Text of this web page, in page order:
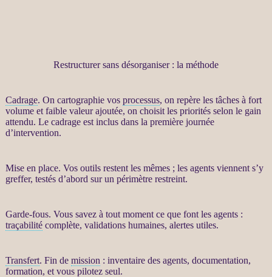
Restructurer sans désorganiser : la méthode
Cadrage. On cartographie vos processus, on repère les tâches à fort
volume et faible valeur ajoutée, on choisit les priorités selon le gain
attendu. Le cadrageest inclus dans la première journée
d’intervention.
Mise en place. Vos outils restent les mêmes ; les agentsviennent s’y
greffer, testés d’abord sur un périmètre restreint.
Garde-fous. Vous savez à tout moment ce que font les agents:
traçabilitécomplète, validations humaines, alertesutiles.
Transfert. Fin de mission : inventaire des agents, documentation,
formation, et vous pilotez seul.